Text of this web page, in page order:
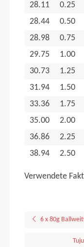
28.11
0.25
28.44
0.50
28.98
0.75
29.75
1.00
30.73
1.25
31.94
1.50
33.36
1.75
35.00
2.00
36.86
2.25
38.94
2.50
Verwendete
6 x 80g
Ausschluss vom
Allgemeiner
TGM
TGM Jugend
TGW
TGW Senioren
TGW
KGW 1